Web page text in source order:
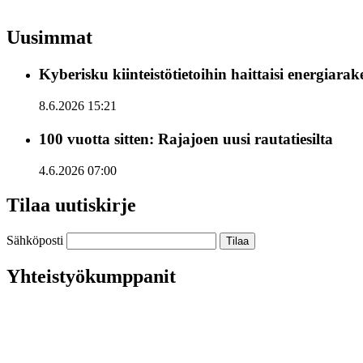
Uusimmat
Kyberisku kiinteistötietoihin haittaisi
8.6.2026 15:21
100 vuotta sitten: Rajajoen uusi rautatiesilta
4.6.2026 07:00
Tilaa uutiskirje
Sähköposti
Yhteistyökumppanit